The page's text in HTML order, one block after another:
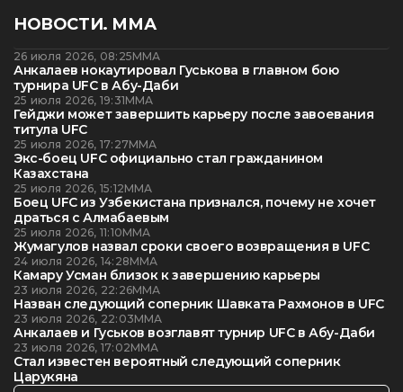
НОВОСТИ. ММА
26 июля 2026, 08:25ММА
Анкалаев нокаутировал Гуськова в главном бою
турнира UFC в Абу-Даби
25 июля 2026, 19:31ММА
Гейджи может завершить карьеру после завоевания
титула UFC
25 июля 2026, 17:27ММА
Экс-боец UFC официально стал гражданином
Казахстана
25 июля 2026, 15:12ММА
Боец UFC из Узбекистана признался, почему не хочет
драться с Алмабаевым
25 июля 2026, 11:10ММА
Жумагулов назвал сроки своего возвращения в UFC
24 июля 2026, 14:28ММА
Камару Усман близок к завершению карьеры
23 июля 2026, 22:26ММА
Назван следующий соперник Шавката Рахмонов в UFC
23 июля 2026, 22:03ММА
Анкалаев и Гуськов возглавят турнир UFC в Абу-Даби
23 июля 2026, 17:02ММА
Стал известен вероятный следующий соперник
Царукяна